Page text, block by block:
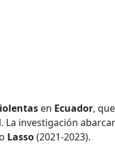
en Ecuador,
La investigación
Lasso(2021-2023).